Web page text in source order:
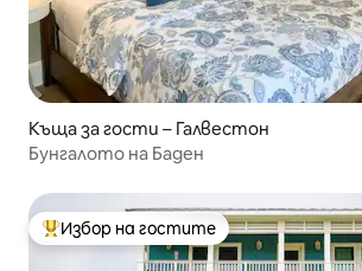
Къща за гости – Галвестон
Бунгалото на Баден
Най-популярен избор на гостите
Избор на гостите